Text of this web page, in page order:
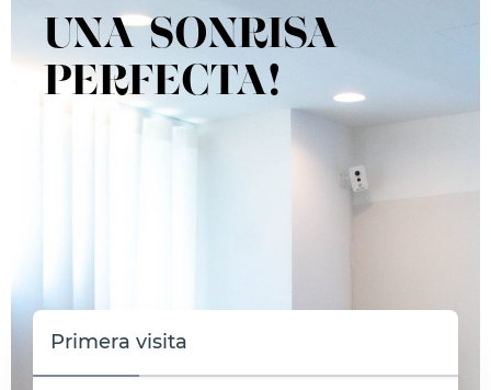
UNA SONRISA
PERFECTA!
Primera visita